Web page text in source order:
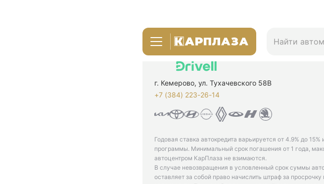
г. Кемерово, ул. Тухачевского 58В
+7 (384) 223-26-14‬
Годовая ставка автокредита варьируется от 4.9% до
программы. Минимальный срок погашения от 1 года,
автоцентром КарПлаза не взимаются.
В случае невозвращения в условленный срок суммы
оставляет за собой право начислить штраф за